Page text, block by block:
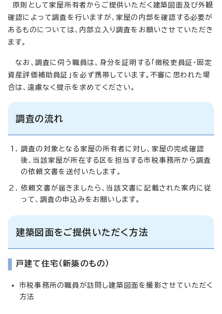
原則として家屋所有者からご提供いただく建築図面及び外観
確認によって調査を行いますが、家屋の内部を確認する必要が
あるものについては、内部立入り調査をお願いさせていただき
ます。
なお、調査に伺う職員は、身分を証明する「徴税吏員証・固定
資産評価補助員証」を必ず携帯しています。不審に思われた場
合は、遠慮なく提示を求めてください。
調査の流れ
調査の対象となる家屋の所有者に対し、家屋の完成確認
後、当該家屋が所在する区を担当する市税事務所から調査
の依頼文書を送付いたします。
依頼文書が届きましたら、当該文書に記載された案内に従
って、調査の申込みをお願いします。
建築図面をご提供いただく方法
戸建て住宅（新築のもの）
市税事務所の職員が訪問し建築図面を撮影させていただく
方法